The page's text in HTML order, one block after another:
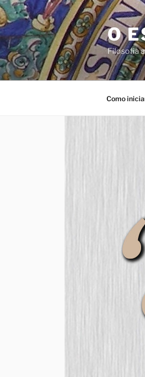
Pular
para
o
conteúdo
O
Filosofia
Como